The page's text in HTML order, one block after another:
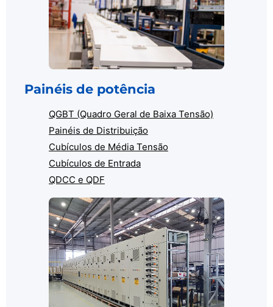
Painéis de potência
QGBT (Quadro Geral de Baixa Tensão)
Painéis de Distribuição
Cubículos de Média Tensão
Cubículos de Entrada
QDCC e QDF